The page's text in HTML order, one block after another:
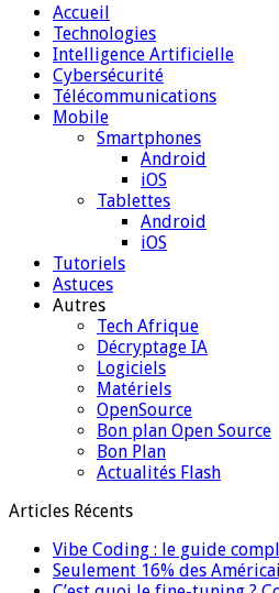
Accueil
Technologies
Intelligence Artificielle
Cybersécurité
Télécommunications
Mobile
Smartphones
Android
iOS
Tablettes
Android
iOS
Tutoriels
Astuces
Autres
Tech Afrique
Décryptage IA
Logiciels
Matériels
OpenSource
Bon plan Open Source
Bon Plan
Actualités Flash
Articles Récents
Vibe Coding : le guide
Seulement 16% des